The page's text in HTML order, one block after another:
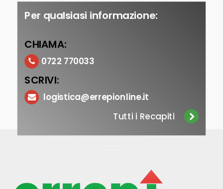
Per qualsiasi informazione:
CHIAMA:
0722 770033
SCRIVI:
logistica@errepionline.it
Tutti i Recapiti